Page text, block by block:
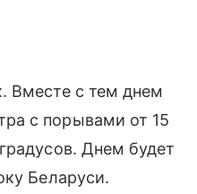
Вместе с тем днем
с порывами от 15
Днем будет
Беларуси.